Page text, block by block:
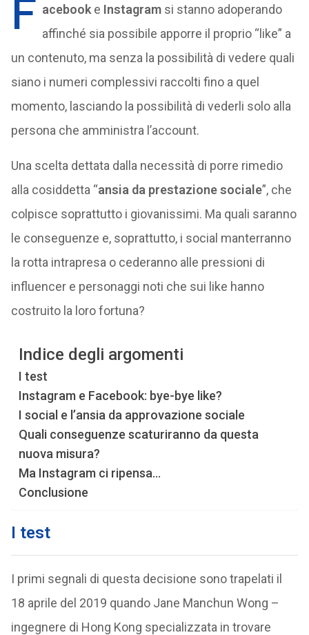
F acebooke Instagramsi stanno adoperando
affinché sia possibile apporre il proprio “like” a
un contenuto, ma senza la possibilità di vedere quali
siano i numeri complessivi raccolti fino a quel
momento, lasciando la possibilità di vederli solo alla
persona che amministra l’account.
Una scelta dettata dalla necessità di porre rimedio
alla cosiddetta “ansia da prestazione sociale”, che
colpisce soprattutto i giovanissimi. Ma quali saranno
le conseguenze e, soprattutto, i social manterranno
la rotta intrapresa o cederanno alle pressioni di
influencer e personaggi noti che sui like hanno
costruito la loro fortuna?
Indice degli argomenti
I test
Instagram e Facebook: bye-bye like?
I social e l’ansia da approvazione sociale
Quali conseguenze scaturiranno da questa
nuova misura?
Ma Instagram ci ripensa…
Conclusione
I test
I primi segnali di questa decisione sono trapelati il
18 aprile del 2019 quando Jane Manchun Wong –
ingegnere di Hong Kong specializzata in trovare